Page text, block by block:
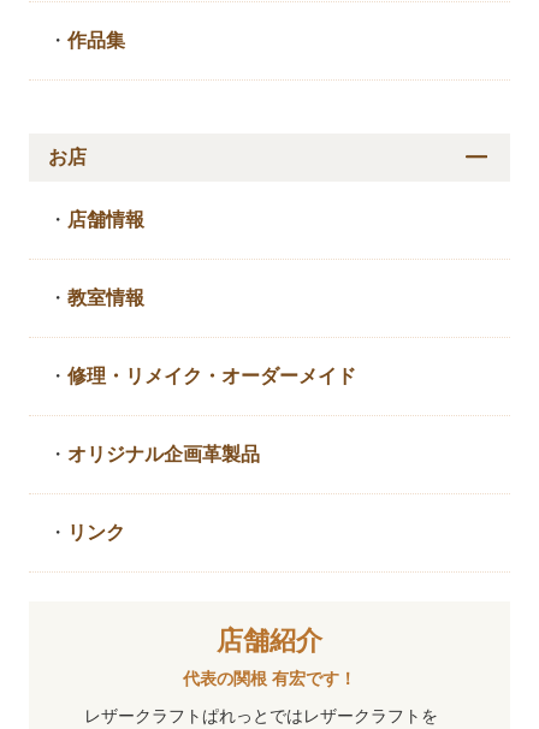
・作品集
お店
・ 店舗情報
・教室情報
・修理・リメイク・ オーダーメイド
・ オリジナル企画革製品
・ リンク
店舗紹介
代表の関根 有宏です！
レザークラフトぱれっとではレザークラフトを